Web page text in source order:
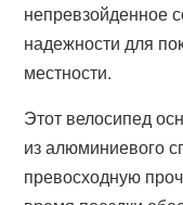
непревзойденное
надежности для
местности.
Этот велосипед
из алюминиевого
превосходную